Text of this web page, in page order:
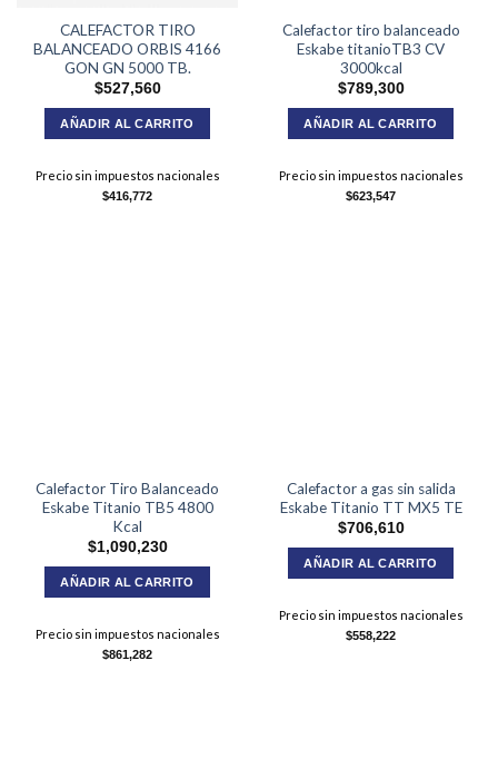
CALEFACTOR TIRO
BALANCEADO ORBIS 4166
GON GN 5000 TB.
$527,560
AÑADIR AL CARRITO
Precio sin impuestos nacionales
$416,772
Calefactor tiro balanceado
Eskabe titanioTB3 CV
3000kcal
$789,300
AÑADIR AL CARRITO
Precio sin impuestos nacionales
$623,547
Calefactor Tiro Balanceado
Eskabe Titanio TB5 4800
Kcal
$1,090,230
AÑADIR AL CARRITO
Precio sin impuestos nacionales
$861,282
Calefactor a gas sin salida
Eskabe Titanio TT MX5 TE
$706,610
AÑADIR AL CARRITO
Precio sin impuestos nacionales
$558,222